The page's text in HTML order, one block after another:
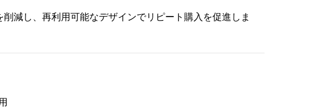
減し、再利用可能なデザインでリピート購入を促進しま